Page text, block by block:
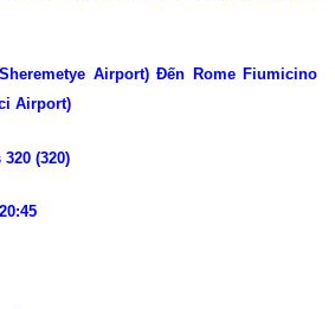
Airport) Đến Rome Fiumicino
Airport)
(320)